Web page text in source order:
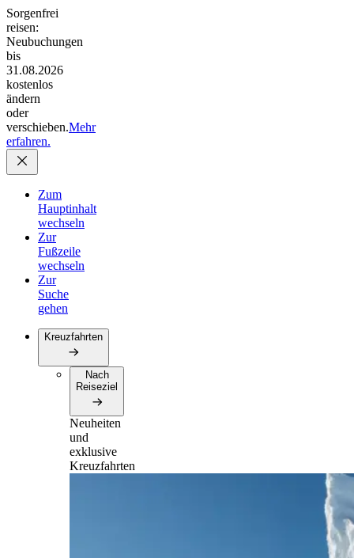
Sorgenfrei
reisen:
Neubuchungen
bis
31.08.2026
kostenlos
ändern
oder
verschieben.Mehr
erfahren.
Zum
Hauptinhalt
wechseln
Zur
Fußzeile
wechseln
Zur
Suche
gehen
Kreuzfahrten
Nach
Reiseziel
Neuheiten
und
exklusive
Kreuzfahrten